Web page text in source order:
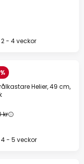
- 4 veckor
Helier, 49 cm,
kr
- 5 veckor